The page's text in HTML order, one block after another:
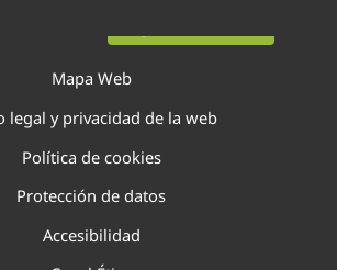
Mapa Web
legal y privacidad de la web
Política de cookies
Protección de datos
Accesibilidad